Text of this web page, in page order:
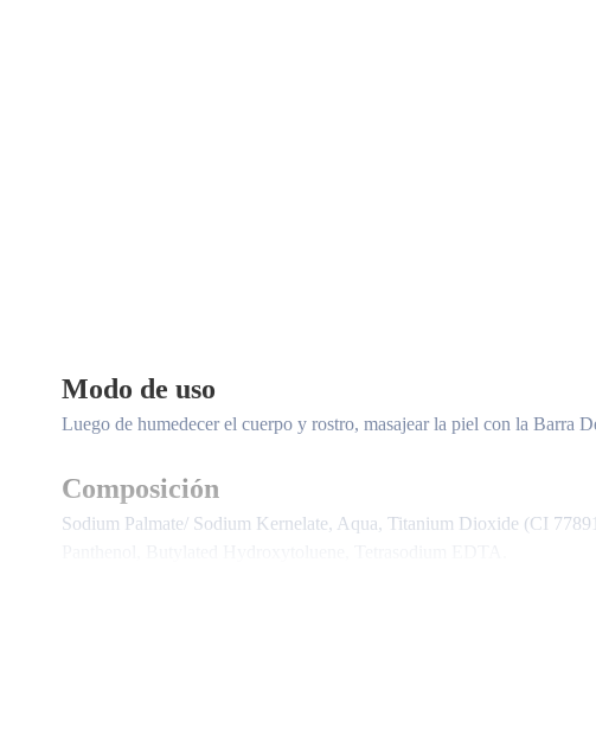
Modo de uso
Luego de humedecer el cuerpo y rostro, masajear la piel con la Barra
Composición
Sodium Palmate/ Sodium Kernelate, Aqua, Titanium Dioxide (CI